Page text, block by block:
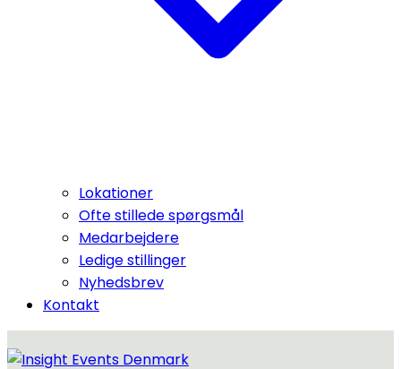
Lokationer
Ofte stillede spørgsmål
Medarbejdere
Ledige stillinger
Nyhedsbrev
Kontakt